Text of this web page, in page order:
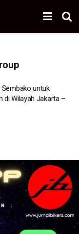
Sembako untuk
di Wilayah Jakarta –